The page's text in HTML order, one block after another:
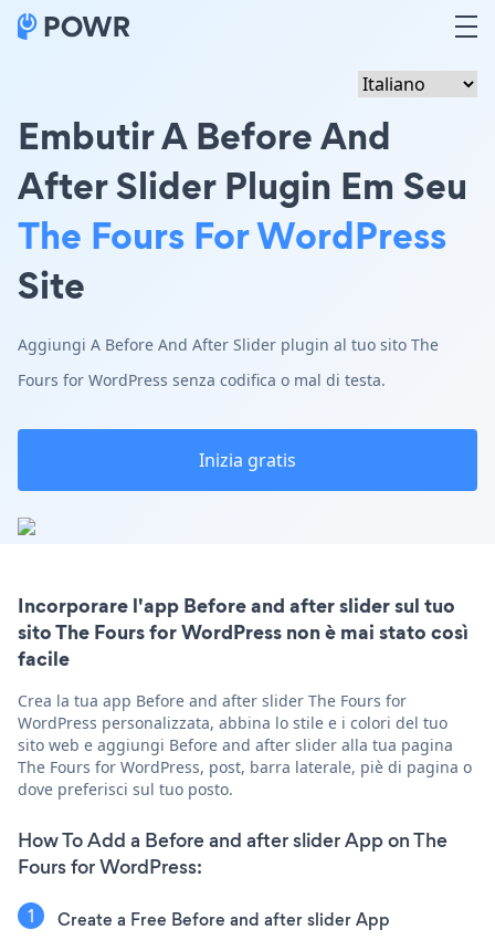
Embutir A Before And
After Slider Plugin Em Seu
The Fours For WordPress
Site
Aggiungi A Before And After Slider plugin al tuo sito The
Fours for WordPress senza codifica o mal di testa.
Inizia gratis
Incorporare l'app Before and after slider sul tuo
sito The Fours for WordPress non è mai stato così
facile
Crea la tua app Before and after slider The Fours for
WordPress personalizzata, abbina lo stile e i colori del tuo
sito web e aggiungi Before and after slider alla tua pagina
The Fours for WordPress, post, barra laterale, piè di pagina o
dove preferisci sul tuo posto.
How To Add a Before and after slider App on The
Fours for WordPress:
Create a Free Before and after slider App